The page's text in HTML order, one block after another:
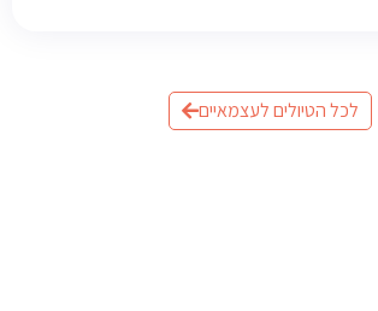
לכל הטיולים לעצמאיים